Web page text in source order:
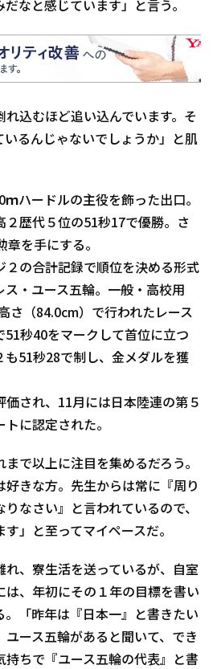
なと感じています」と言う。
込むほど追い込んでいます。そ
いるんじゃないでしょうか」と肌
ハードルの主役を飾った出口。
２歴代５位の51秒17で優勝。さ
章を手にする。
の合計記録で順位を決める形式
ス・ユース五輪。一般・高校用
さ（84.0cm）で行われたレース
51秒40をマークして首位に立つ
も51秒28で制し、金メダルを獲
され、11月には日本陸連の第５
に認定された。
で以上に注目を集めるだろう。
好きな方。先生からは常に『周り
なさい』と言われているので、
」と至ってマイペースだ。
、寮生活を送っているが、自室
は、年初にその１年の目標を書い
。「昨年は『日本一』と書きたい
ース五輪があると聞いて、でき
持ちで『ユース五輪の代表』と書